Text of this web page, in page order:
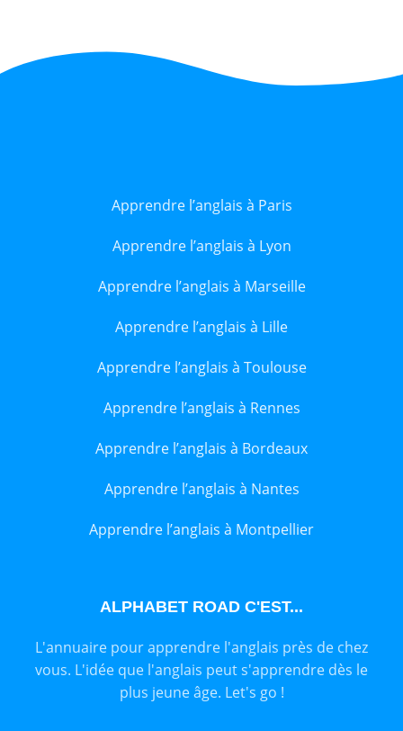
Apprendre l’anglais à Paris
Apprendre l’anglais à Lyon
Apprendre l’anglais à Marseille
Apprendre l’anglais à Lille
Apprendre l’anglais à Toulouse
Apprendre l’anglais à Rennes
Apprendre l’anglais à Bordeaux
Apprendre l’anglais à Nantes
Apprendre l’anglais à Montpellier
ALPHABET ROAD C'EST...
L'annuaire pour apprendre l'anglais près de chez
vous. L'idée que l'anglais peut s'apprendre dès le
plus jeune âge. Let's go !